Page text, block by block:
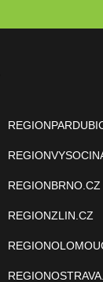
REGIONBRNO.CZ
REGIONZLIN.CZ